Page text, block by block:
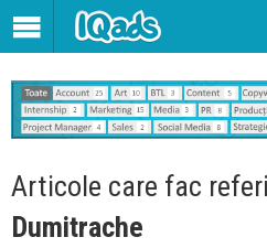
Articole care fac
Dumitrache